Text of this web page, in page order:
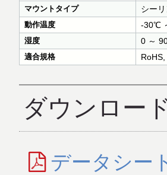
マウントタイプ シー
動作温度 -30℃
湿度 0 ～
適合規格
ダウンロー
データシー